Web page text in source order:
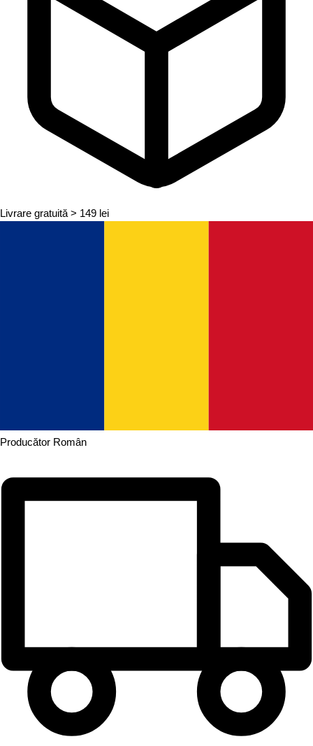
Livrare gratuită > 149 lei
Producător Român